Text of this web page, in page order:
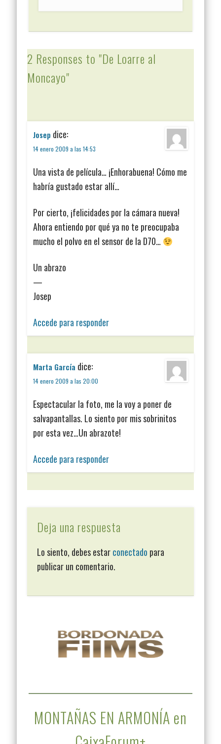
2 Responses to "De Loarre al
Moncayo"
Josep dice:
14 enero 2009 a las 14:53
Una vista de película… ¡Enhorabuena! Cómo me
habría gustado estar allí…
Por cierto, ¡felicidades por la cámara nueva!
Ahora entiendo por qué ya no te preocupaba
mucho el polvo en el sensor de la D70…
Un abrazo
—
Josep
Accede para responder
Marta García dice:
14 enero 2009 a las 20:00
Espectacular la foto, me la voy a poner de
salvapantallas. Lo siento por mis sobrinitos
por esta vez…Un abrazote!
Accede para responder
Deja una respuesta
Lo siento, debes estarconectado para
publicar un comentario.
MONTAÑAS EN ARMONÍA en